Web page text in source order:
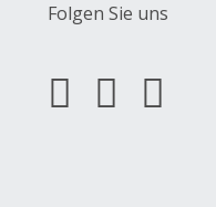
Folgen Sie uns